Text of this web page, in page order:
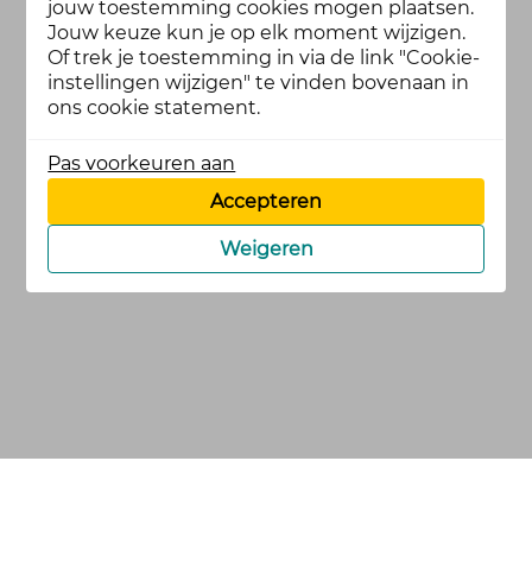
jouw toestemming cookies mogen plaatsen.
Jouw keuze kun je op elk moment wijzigen.
Of trek je toestemming in via de link "Cookie-
instellingen wijzigen" te vinden bovenaan in
ons cookie statement.
Pas voorkeuren aan
Accepteren
Weigeren